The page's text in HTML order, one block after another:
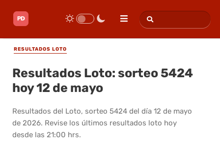
RESULTADOS LOTO
Resultados Loto: sorteo 5424
hoy 12 de mayo
Resultados del Loto, sorteo 5424 del día 12 de mayo
de 2026. Revise los últimos resultados loto hoy
desde las 21:00 hrs.